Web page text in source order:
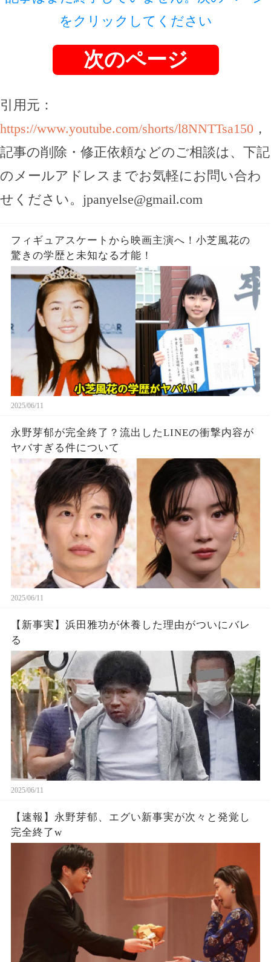
をクリックしてください
次のページ
引用元：
https://www.youtube.com/shorts/l8NNTTsa150 ，
記事の削除・修正依頼などのご相談は、下記
のメールアドレスまでお気軽にお問い合わ
せください。 jpanyelse@gmail.com
フィギュアスケートから映画主演へ！小芝風花の
驚きの学歴と未知なる才能！
2025/06/11
永野芽郁が完全終了？流出したLINEの衝撃内容が
ヤバすぎる件について
2025/06/11
【新事実】浜田雅功が休養した理由がついにバレ
る
2025/06/11
【速報】永野芽郁、エグい新事実が次々と発覚し
完全終了w